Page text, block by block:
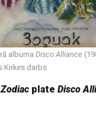
albumaDisco Alliance
Kirkes darbs
Zodiac plateDisco